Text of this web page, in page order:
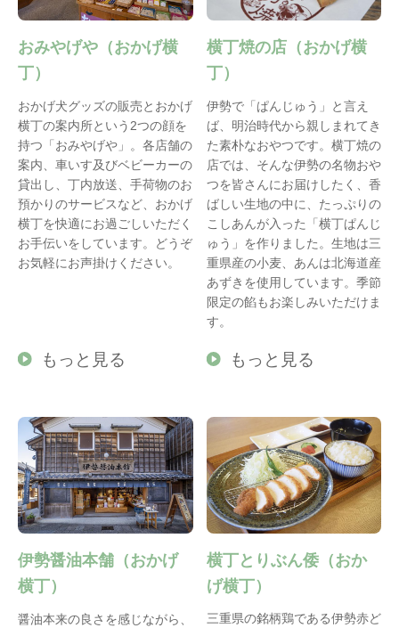
おみやげや（おかげ横
丁）
おかげ犬グッズの販売とおかげ
横丁の案内所という2つの顔を
持つ「おみやげや」。各店舗の
案内、車いす及びベビーカーの
貸出し、丁内放送、手荷物のお
預かりのサービスなど、おかげ
横丁を快適にお過ごしいただく
お手伝いをしています。どうぞ
お気軽にお声掛けください。
もっと見る
横丁焼の店（おかげ横
丁）
伊勢で「ぱんじゅう」と言え
ば、明治時代から親しまれてき
た素朴なおやつです。横丁焼の
店では、そんな伊勢の名物おや
つを皆さんにお届けしたく、香
ばしい生地の中に、たっぷりの
こしあんが入った「横丁ぱんじ
ゅう」を作りました。生地は三
重県産の小麦、あんは北海道産
あずきを使用しています。季節
限定の餡もお楽しみいただけま
す。
もっと見る
伊勢醤油本舗（おかげ
横丁）
醤油本来の良さを感じながら、
横丁とりぶん倭（おか
げ横丁）
三重県の銘柄鶏である伊勢赤ど